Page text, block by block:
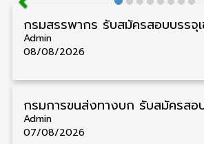
Admin
08/08/2026
Admin
07/08/2026